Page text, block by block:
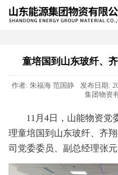
童培国到山东玻纤、
作者: 朱福海 范国静 发布日期:
集团物资
11月4日，山能物资党
理童培国到山东玻纤、齐
司党委委员、副总经理张元